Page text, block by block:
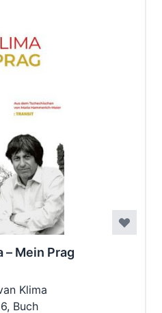
– Mein Prag
Klima
Buch